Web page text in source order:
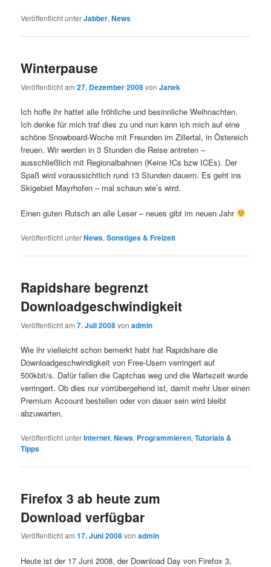
Veröffentlicht unterJabber,News
Winterpause
Veröffentlicht am27. Dezember 2008vonJanek
Ich hoffe ihr hattet alle fröhliche und besinnliche Weihnachten.
Ich denke für mich traf dies zu und nun kann ich mich auf eine
schöne Snowboard-Woche mit Freunden im Zillertal, in Östereich
freuen. Wir werden in 3 Stunden die Reise antreten –
ausschließlich mit Regionalbahnen (Keine ICs bzw ICEs). Der
Spaß wird voraussichtlich rund 13 Stunden dauern. Es geht ins
Skigebiet Mayrhofen – mal schaun wie’s wird.
Einen guten Rutsch an alle Leser – neues gibt im neuen Jahr
Veröffentlicht unterNews,Sonstiges & Freizeit
Rapidshare begrenzt
Downloadgeschwindigkeit
Veröffentlicht am7. Juli 2008vonadmin
Wie ihr vielleicht schon bemerkt habt hat Rapidshare die
Downloadgeschwindigkeit von Free-Usern verringert auf
500kbit/s. Dafür fallen die Captchas weg und die Wartezeit wurde
verringert. Ob dies nur vorrübergehend ist, damit mehr User einen
Premium Account bestellen oder von dauer sein wird bleibt
abzuwarten.
Veröffentlicht unterInternet,News, Programmieren,Tutorials &
Tipps
Firefox 3 ab heute zum
Download verfügbar
Veröffentlicht am17. Juni 2008vonadmin
Heute ist der 17 Juni 2008, der Download Day von Firefox 3,